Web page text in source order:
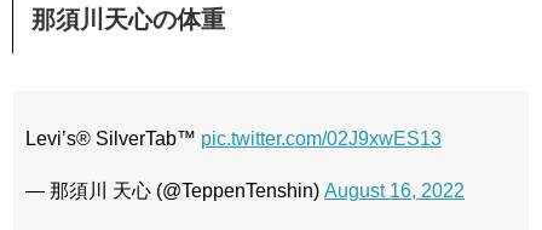
那須川天心の体重
Levi’s® SilverTab™ pic.twitter.com/02J9xwES13
— 那須川 天心 (@TeppenTenshin) August 16, 2022